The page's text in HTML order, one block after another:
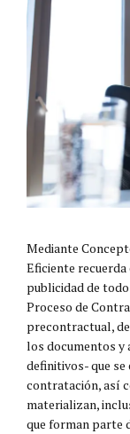
Mediante
Eficiente
publicidad de
Proceso de
precontractual,
los documentos y
definitivos- que
contratación, así
materializan,
que forman parte